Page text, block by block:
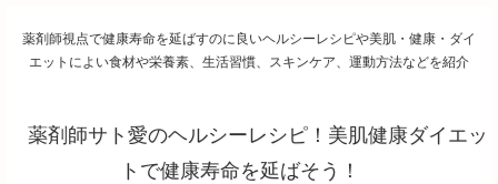
薬剤師視点で健康寿命を延ばすのに良いヘルシーレシピや美肌・健康・ダイ
エットによい食材や栄養素、生活習慣、スキンケア、運動方法などを紹介
薬剤師サト愛のヘルシーレシピ！美肌健康ダイエッ
トで健康寿命を延ばそう！